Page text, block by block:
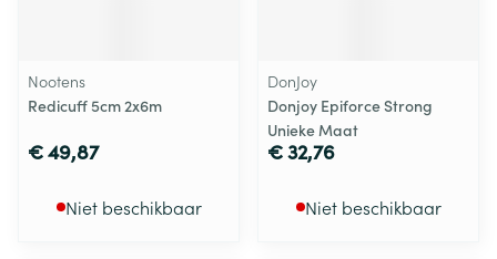
Nootens
Redicuff 5cm 2x6m
€ 49,87
Niet beschikbaar
DonJoy
Donjoy Epiforce Strong
Unieke Maat
€ 32,76
Niet beschikbaar